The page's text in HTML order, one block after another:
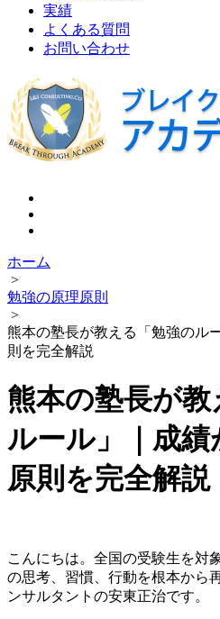
実績
よくある質問
お問い合わせ
ホーム
>
勉強の原理原則
>
熊本の塾長が教える「勉強のル
則を完全解説
熊本の塾長が
ルール」｜成
原則を完全解説
こんにちは。全国の受験生を対
の思考、習慣、行動を根本から
ンサルタントの安東正治です。